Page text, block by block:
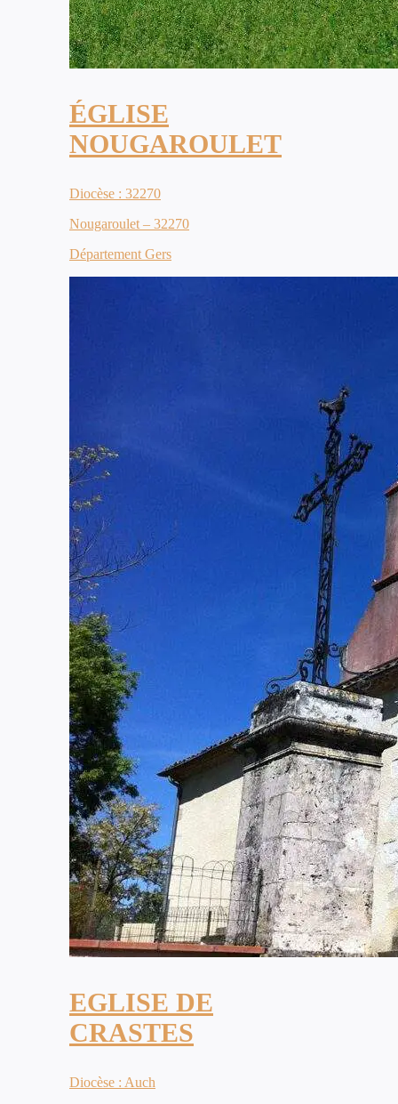
ÉGLISE
NOUGAROULET
Diocèse : 32270
Nougaroulet – 32270
Département Gers
EGLISE DE
CRASTES
Diocèse : Auch